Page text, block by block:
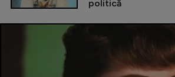
politică